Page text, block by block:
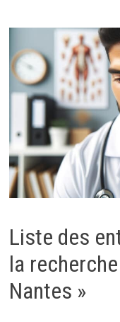
Liste des
la
Nantes »